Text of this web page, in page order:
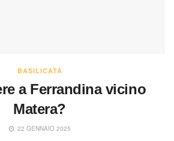
BASILICATA
a Ferrandina vicino
Matera?
22 GENNAIO 2025